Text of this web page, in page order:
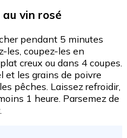
au vin rosé
pendant 5 minutes
les, coupez-les en
creux ou dans 4 coupes.
et les grains de poivre
pêches. Laissez refroidir,
1 heure. Parsemez de